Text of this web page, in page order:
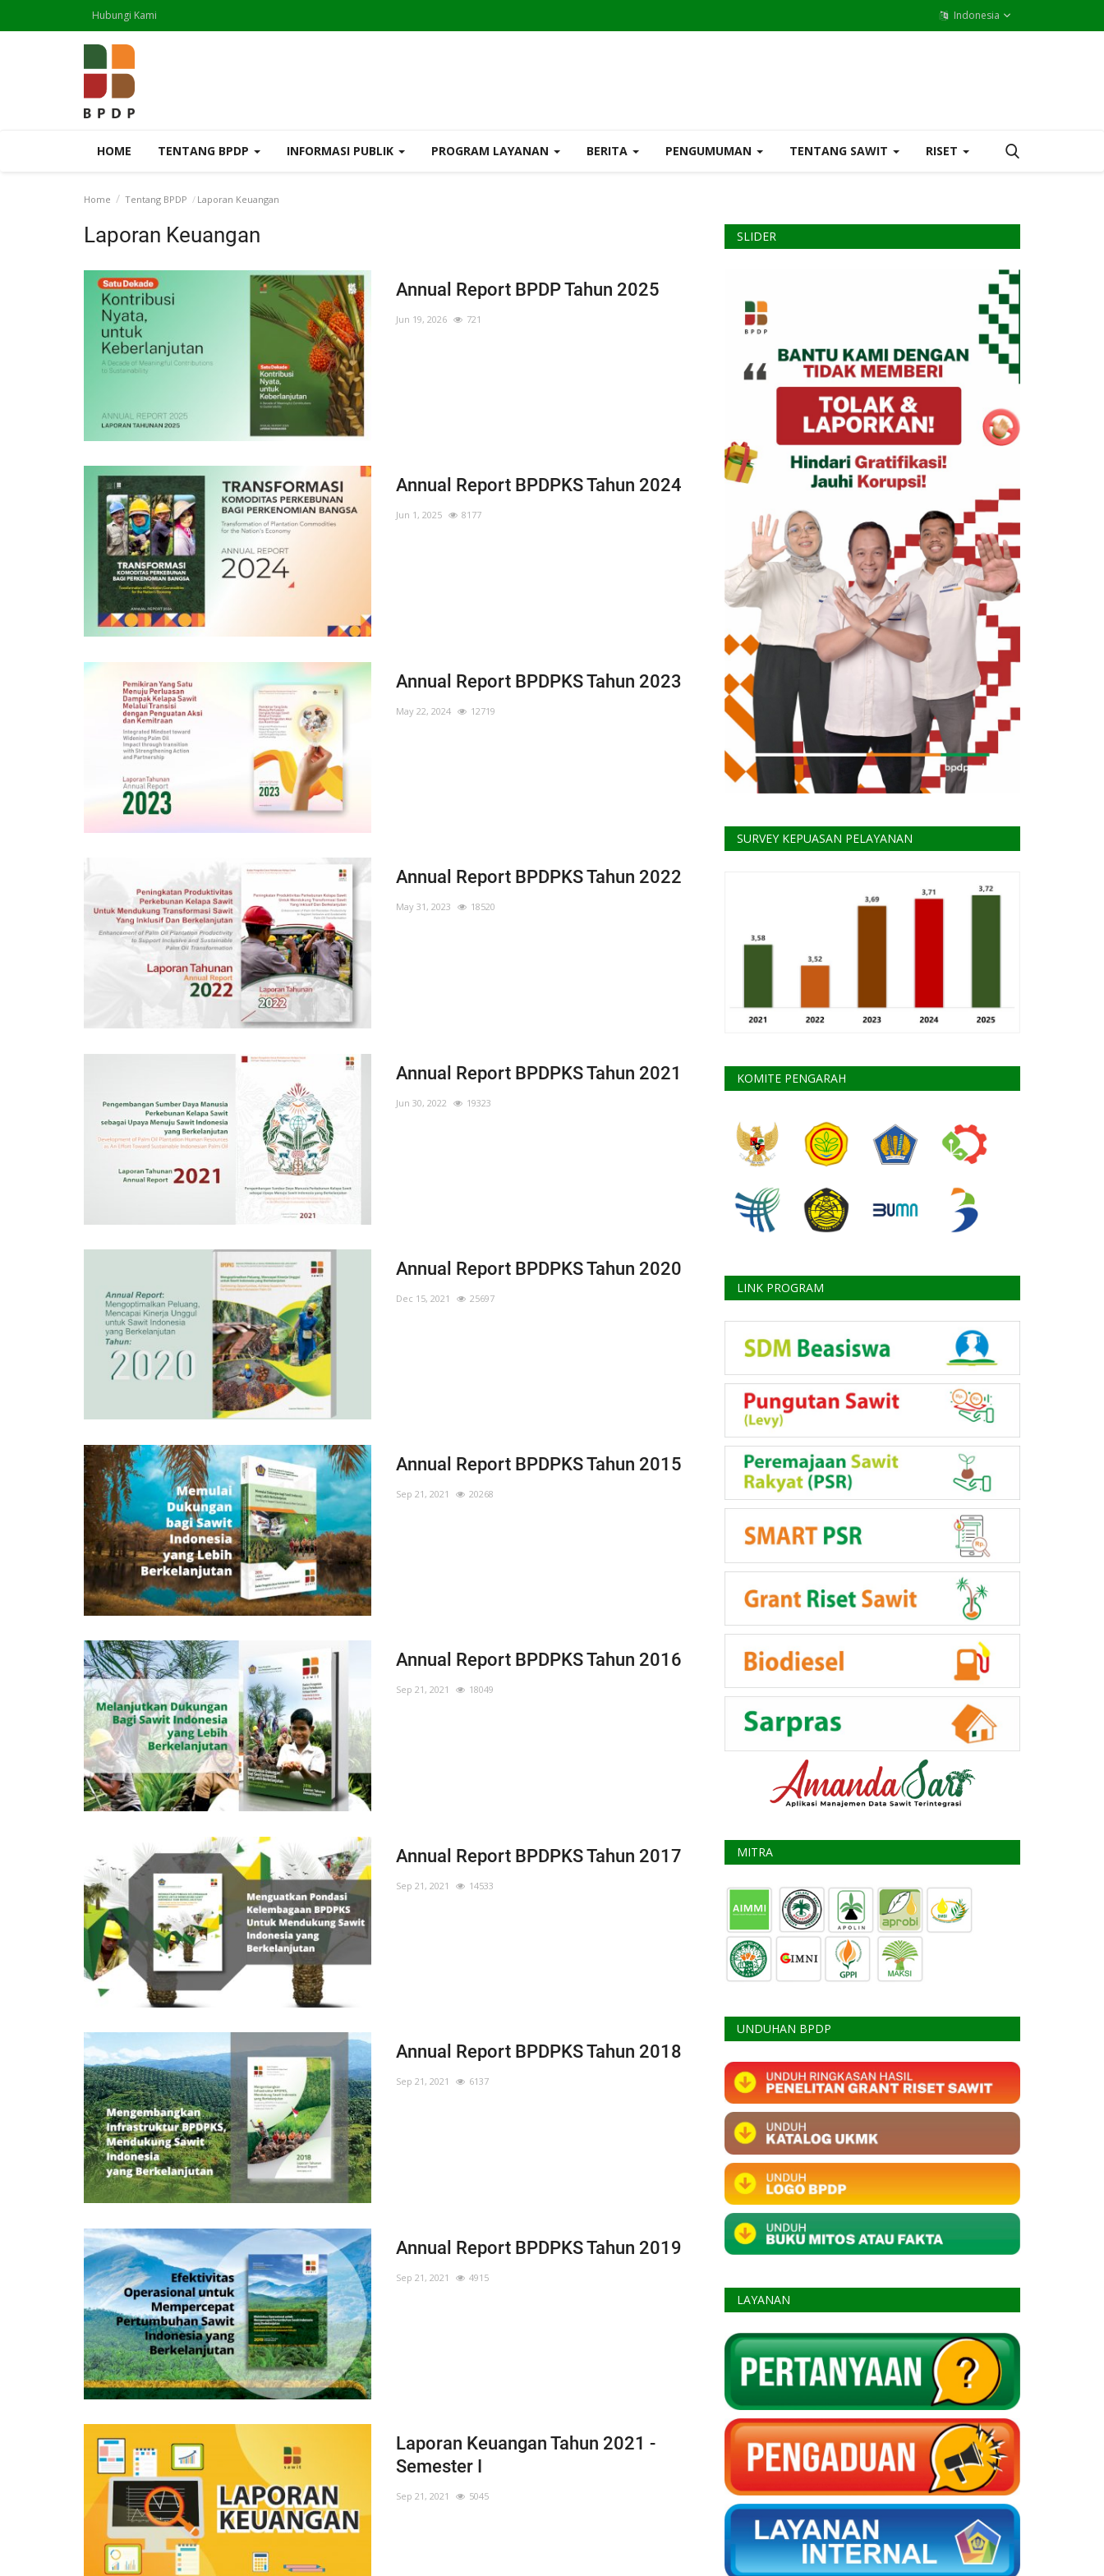
Hubungi Kami Indonesia
HOME TENTANG BPDP INFORMASI PUBLIK PROGRAM LAYANAN BERITA PENGUMUMAN TENTANG SAWIT RISET
Home Tentang BPDP Laporan Keuangan
Laporan Keuangan
Annual Report BPDP Tahun 2025
Jun 19, 2026 721
Annual Report BPDPKS Tahun 2024
Jun 1, 2025 8177
Annual Report BPDPKS Tahun 2023
May 22, 2024 12719
Annual Report BPDPKS Tahun 2022
May 31, 2023 18520
Annual Report BPDPKS Tahun 2021
Jun 30, 2022 19323
Annual Report BPDPKS Tahun 2020
Dec 15, 2021 25697
Annual Report BPDPKS Tahun 2015
Sep 21, 2021 20268
Annual Report BPDPKS Tahun 2016
Sep 21, 2021 18049
Annual Report BPDPKS Tahun 2017
Sep 21, 2021 14533
Annual Report BPDPKS Tahun 2018
Sep 21, 2021 6137
Annual Report BPDPKS Tahun 2019
Sep 21, 2021 4915
Laporan Keuangan Tahun 2021 -
Semester I
Sep 21, 2021 5045
SLIDER
SURVEY KEPUASAN PELAYANAN
KOMITE PENGARAH
LINK PROGRAM
MITRA
UNDUHAN BPDP
LAYANAN